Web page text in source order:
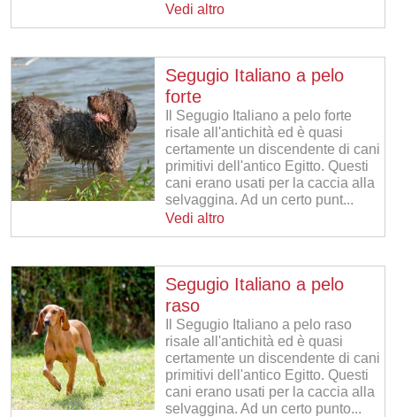
Vedi altro
Segugio Italiano a pelo
forte
Il Segugio Italiano a pelo forte
risale all'antichità ed è quasi
certamente un discendente di cani
primitivi dell'antico Egitto. Questi
cani erano usati per la caccia alla
selvaggina. Ad un certo punt...
Vedi altro
Segugio Italiano a pelo
raso
Il Segugio Italiano a pelo raso
risale all'antichità ed è quasi
certamente un discendente di cani
primitivi dell'antico Egitto. Questi
cani erano usati per la caccia alla
selvaggina. Ad un certo punto...